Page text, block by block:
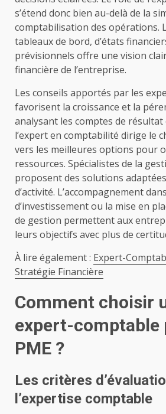
s’étend donc bien au-delà de la
comptabilisation des opérations.
tableaux de bord, d’états
prévisionnels offre une vision
financière de l’entreprise.
Les conseils apportés par les
favorisent la croissance et la
analysant les comptes de
l’expert en comptabilité dirige le
vers les meilleures options pour
ressources. Spécialistes de la
proposent des solutions
d’activité. L’accompagnement
d’investissement ou la mise en
de gestion permettent aux
leurs objectifs avec plus de
À lire également : Expert-
Stratégie Financière
Comment choisir
expert-comptable
PME ?
Les critères
l’expertise comptable